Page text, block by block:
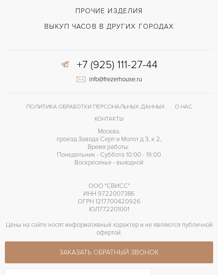
ПРОЧИЕ ИЗДЕЛИЯ
ВЫКУП ЧАСОВ В ДРУГИХ ГОРОДАХ
+7 (925) 111-27-44
info@frezerhouse.ru
ПОЛИТИКА ОБРАБОТКИ ПЕРСОНАЛЬНЫХ ДАННЫХ
О НАС
КОНТАКТЫ
Москва,
проезд Завода Серп и Молот д 3, к 2,
Время работы:
Понедельник - Суббота 10:00 - 19:00
Воскресенье - выходной
ООО "СВИСС"
ИНН 9722007386
ОГРН 1217700420926
ЮЛ772201001
Цены на сайте носят информативный характер и не являются публичной
офертой.
ЗАКАЗАТЬ ОБРАТНЫЙ ЗВОНОК